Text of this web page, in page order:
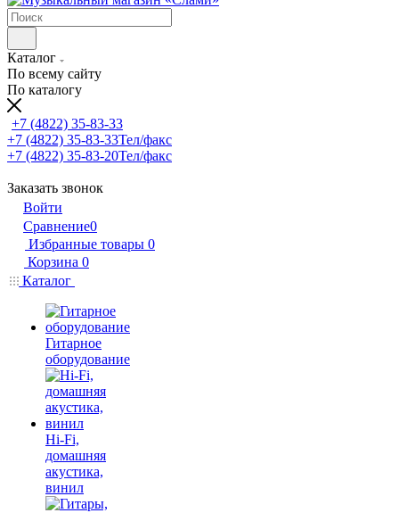
Каталог
По всему сайту
По каталогу
+7 (4822) 35-83-33
+7 (4822) 35-83-33Тел/факс
+7 (4822) 35-83-20Тел/факс
Заказать звонок
Войти
Сравнение0
Избранные товары 0
Корзина 0
Каталог
Гитарное
оборудование
Hi-Fi,
домашняя
акустика,
винил